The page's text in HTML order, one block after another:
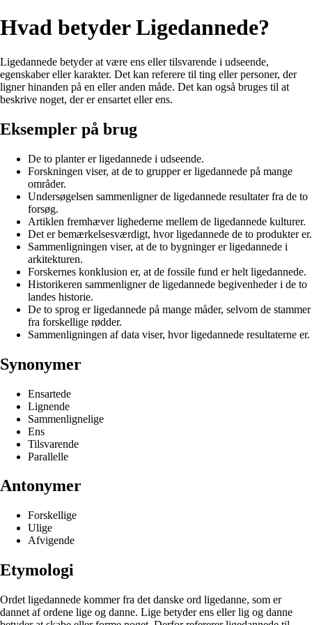
Hvad betyder Ligedannede?
Ligedannede betyder at være ens eller tilsvarende i udseende,
egenskaber eller karakter. Det kan referere til ting eller personer, der
ligner hinanden på en eller anden måde. Det kan også bruges til at
beskrive noget, der er ensartet eller ens.
Eksempler på brug
De to planter er ligedannede i udseende.
Forskningen viser, at de to grupper er ligedannede på mange
områder.
Undersøgelsen sammenligner de ligedannede resultater fra de to
forsøg.
Artiklen fremhæver lighederne mellem de ligedannede kulturer.
Det er bemærkelsesværdigt, hvor ligedannede de to produkter er.
Sammenligningen viser, at de to bygninger er ligedannede i
arkitekturen.
Forskernes konklusion er, at de fossile fund er helt ligedannede.
Historikeren sammenligner de ligedannede begivenheder i de to
landes historie.
De to sprog er ligedannede på mange måder, selvom de stammer
fra forskellige rødder.
Sammenligningen af data viser, hvor ligedannede resultaterne er.
Synonymer
Ensartede
Lignende
Sammenlignelige
Ens
Tilsvarende
Parallelle
Antonymer
Forskellige
Ulige
Afvigende
Etymologi
Ordet ligedannede kommer fra det danske ord ligedanne, som er
dannet af ordene lige og danne. Lige betyder ens eller lig og danne